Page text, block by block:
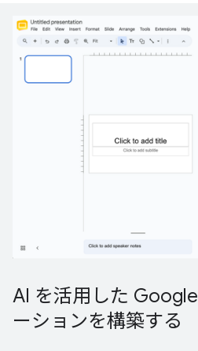
AI を活用した
ーションを構築する